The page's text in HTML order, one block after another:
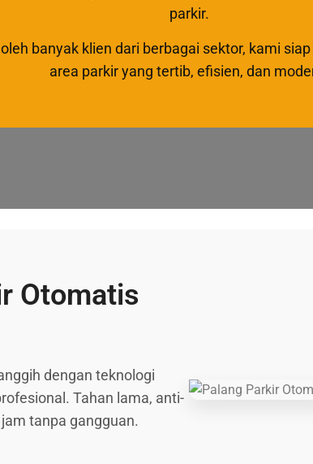
parkir.
banyak klien dari berbagai sektor, kami
area parkir yang tertib, efisien, dan
Otomatis
dengan teknologi
Tahan lama, anti-
tanpa gangguan.